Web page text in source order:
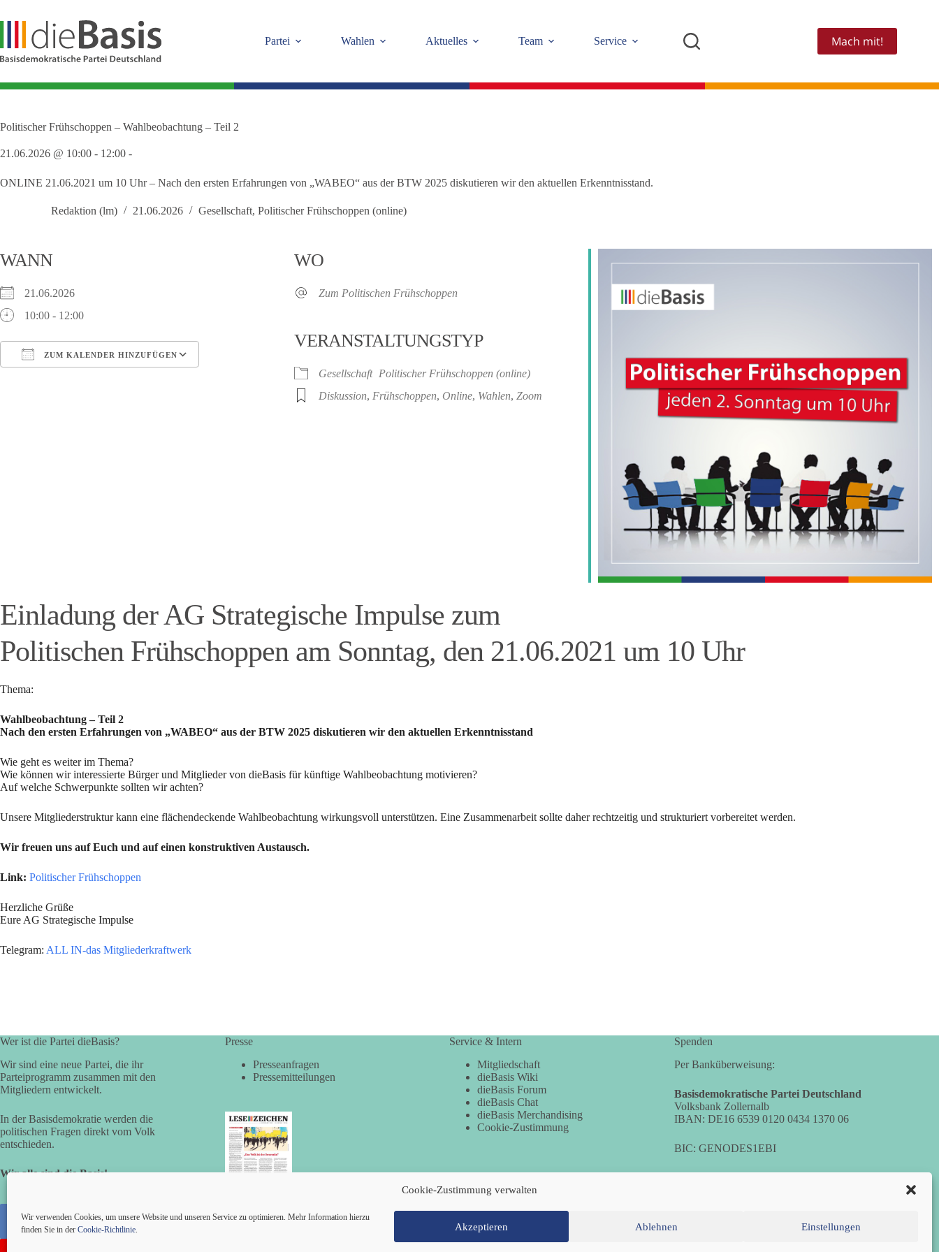
Cookie-Zustimmung verwalten
Wir verwenden Cookies, um unsere Website und unseren Service zu optimieren. Mehr Information hierzu
finden Sie in der Cookie-Richtlinie. Akzeptieren Ablehnen Einstellungen
springen
Partei
Wahlen Aktuelles Team Service Mach mit!
Politischer Frühschoppen – Wahlbeobachtung – Teil 2
21.06.2026 @ 10:00 - 12:00 -
ONLINE 21.06.2021 um 10 Uhr – Nach den ersten Erfahrungen von „WABEO“ aus der BTW 2025 diskutieren wir den aktuellen Erkenntnisstand.
Redaktion (lm) 21.06.2026 Gesellschaft, Politischer Frühschoppen (online)
WANN
21.06.2026
10:00 - 12:00
ZUM KALENDER HINZUFÜGEN
iCalendar Office 365 Outlook Live
WO
Zum Politischen Frühschoppen
VERANSTALTUNGSTYP
Gesellschaft Politischer Frühschoppen (online)
Diskussion, Frühschoppen, Online, Wahlen, Zoom
Einladung der AG Strategische Impulse zum
Politischen Frühschoppen am Sonntag, den 21.06.2021 um 10 Uhr
Thema:
Wahlbeobachtung – Teil 2
Nach den ersten Erfahrungen von „WABEO“ aus der BTW 2025 diskutieren wir den aktuellen Erkenntnisstand
Wie geht es weiter im Thema?
Wie können wir interessierte Bürger und Mitglieder von dieBasis für künftige Wahlbeobachtung motivieren?
Auf welche Schwerpunkte sollten wir achten?
Unsere Mitgliederstruktur kann eine flächendeckende Wahlbeobachtung wirkungsvoll unterstützen. Eine Zusammenarbeit sollte daher rechtzeitig und strukturiert vorbereitet werden.
Wir freuen uns auf Euch und auf einen konstruktiven Austausch.
Link: Politischer Frühschoppen
Herzliche Grüße
Eure AG Strategische Impulse
Telegram: ALL IN-das Mitgliederkraftwerk
Wer ist die Partei dieBasis?
Wir sind eine neue Partei, die ihr
Parteiprogramm zusammen mit den
Mitgliedern entwickelt.
In der Basisdemokratie werden die
politischen Fragen direkt vom Volk
entschieden.
Wir alle sind die Basis!
Presse
Presseanfragen
Pressemitteilungen
Service & Intern
Mitgliedschaft
dieBasis Wiki
dieBasis Forum
dieBasis Chat
dieBasis Merchandising
Cookie-Zustimmung
Spenden
Per Banküberweisung:
Basisdemokratische Partei Deutschland
Volksbank Zollernalb
IBAN: DE16 6539 0120 0434 1370 06
BIC: GENODES1EBI